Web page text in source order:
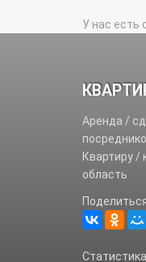
У нас есть
Аренда /
Квартиру /
область